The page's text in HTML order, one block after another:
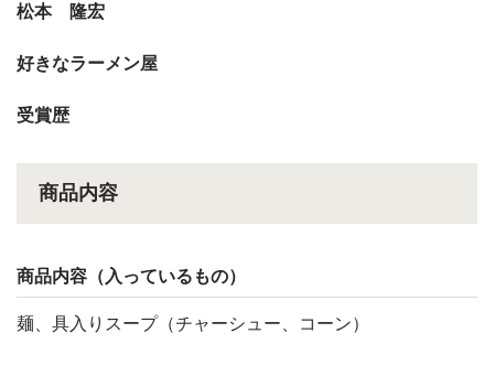
松本 隆宏
好きなラーメン屋
受賞歴
商品内容
商品内容（入っているもの）
麺、具入りスープ（チャーシュー、コーン）